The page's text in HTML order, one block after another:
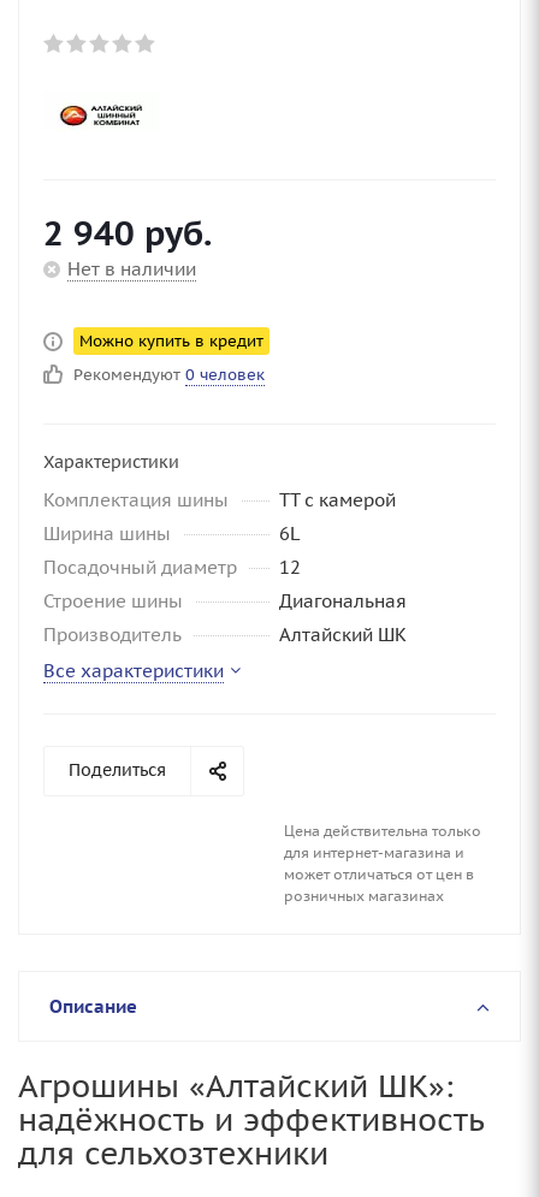
2 940 руб.
Нет в наличии
Можно купить в кредит
Рекомендуют 0 человек
Характеристики
Комплектация шины
TT с камерой
Ширина шины
6L
Посадочный диаметр
12
Строение шины
Диагональная
Производитель
Алтайский ШК
Все характеристики
Поделиться
Цена действительна только
для интернет-магазина и
может отличаться от цен в
розничных магазинах
Описание
Агрошины «Алтайский ШК»:
надёжность и эффективность
для сельхозтехники